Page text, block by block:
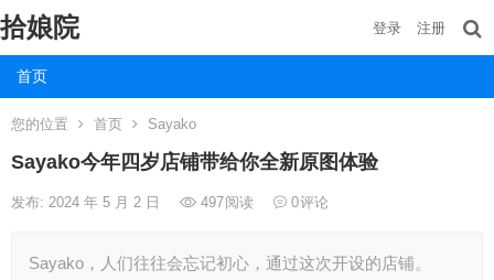
拾娘院
首页
登录 注册
您的位置 首页 Sayako
Sayako今年四岁店铺带给你全新原图体验
发布: 2024 年 5 月 2 日 497阅读 0评论
Sayako，人们往往会忘记初心，通过这次开设的店铺。